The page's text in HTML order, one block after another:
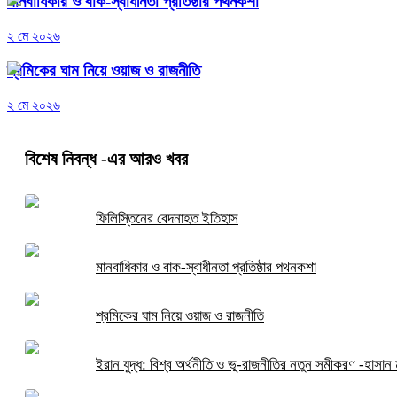
২ মে ২০২৬
শ্রমিকের ঘাম নিয়ে ওয়াজ ও রাজনীতি
২ মে ২০২৬
বিশেষ নিবন্ধ-এর আরও খবর
ফিলিস্তিনের বেদনাহত ইতিহাস
মানবাধিকার ও বাক-স্বাধীনতা প্রতিষ্ঠার পথনকশা
শ্রমিকের ঘাম নিয়ে ওয়াজ ও রাজনীতি
ইরান যুদ্ধ: বিশ্ব অর্থনীতি ও ভূ-রাজনীতির নতুন সমীকরণ -হাসান